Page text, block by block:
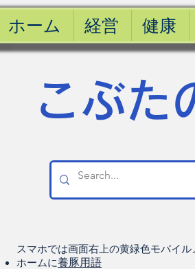
ホーム 経営 健康
こぶた
スマホでは画面右上の黄緑色モバイ
ホームに養豚用語